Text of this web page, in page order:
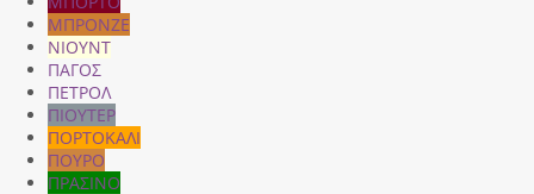
ΜΠΡΟΝΖΕ
ΝΙΟΥΝΤ
ΠΑΓΟΣ
ΠΕΤΡΟΛ
ΠΙΟΥΤΕΡ
ΠΟΡΤΟΚΑΛΙ
ΠΟΥΡΟ
ΠΡΑΣΙΝΟ